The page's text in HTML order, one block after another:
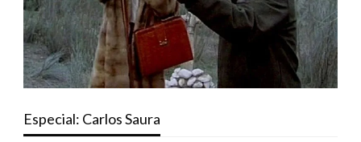
Especial: Carlos Saura